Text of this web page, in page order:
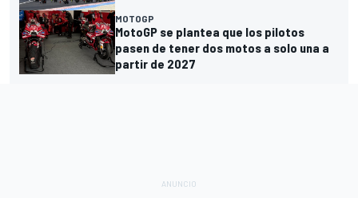
MOTOGP
MotoGP se plantea que los pilotos
pasen de tener dos motos a solo una a
partir de 2027